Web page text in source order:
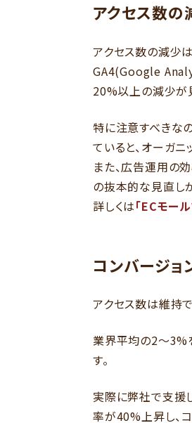
アクセス数の
アクセス数の減少
GA4(Google
20%以上の減少が
特に注意すべきな
ていると、オーガ
また、広告運用の
の抜本的な見直し
詳しくは「ECモー
コンバージ
アクセス数は維持
業界平均の2〜3%
す。
実際に弊社で支援
率が40%上昇し、